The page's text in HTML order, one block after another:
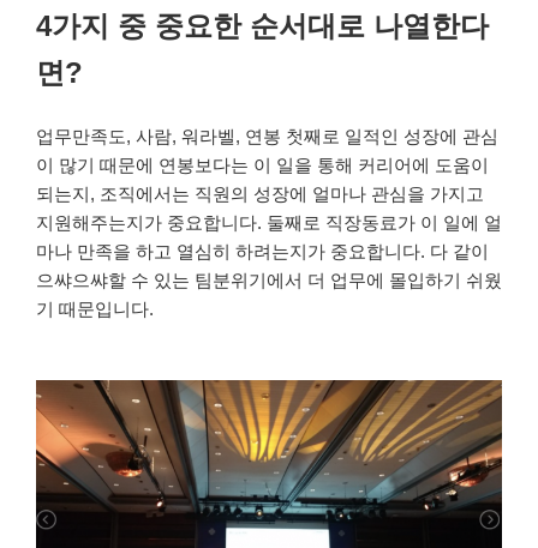
4가지 중 중요한 순서대로 나열한다
면?
업무만족도, 사람, 워라벨, 연봉 첫째로 일적인 성장에 관심
이 많기 때문에 연봉보다는 이 일을 통해 커리어에 도움이
되는지, 조직에서는 직원의 성장에 얼마나 관심을 가지고
지원해주는지가 중요합니다. 둘째로 직장동료가 이 일에 얼
마나 만족을 하고 열심히 하려는지가 중요합니다. 다 같이
으쌰으쌰할 수 있는 팀분위기에서 더 업무에 몰입하기 쉬웠
기 때문입니다.